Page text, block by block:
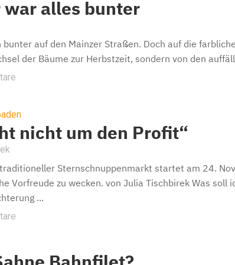
war alles bunter
bunter auf den Mainzer Straßen. Doch auf die
der Bäume zur Herbstzeit, sondern von den
nicht um den Profit“
Sternschnuppenmarkt startet am 24.
Vorfreude zu wecken. von Julia Tischbirek Was soll
...